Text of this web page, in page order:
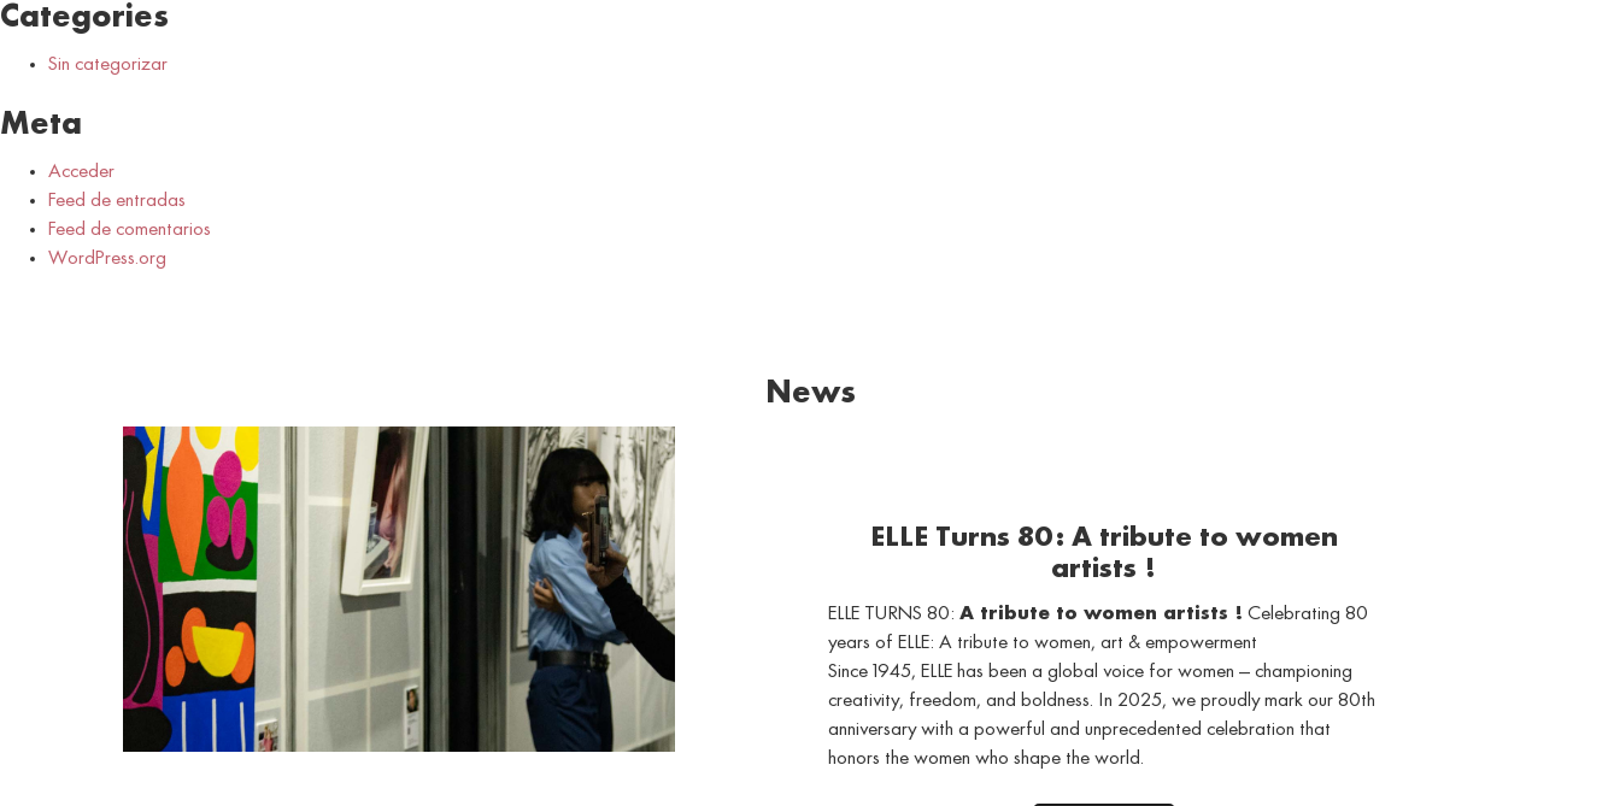
Categories
Sin categorizar
Meta
Acceder
Feed de entradas
Feed de comentarios
WordPress.org
News
ELLE Turns 80: A tribute to women
artists !
ELLE TURNS 80: A tribute to women artists ! Celebrating 80
years of ELLE: A tribute to women, art & empowerment
Since 1945, ELLE has been a global voice for women — championing
creativity, freedom, and boldness. In 2025, we proudly mark our 80th
anniversary with a powerful and unprecedented celebration that
honors the women who shape the world.